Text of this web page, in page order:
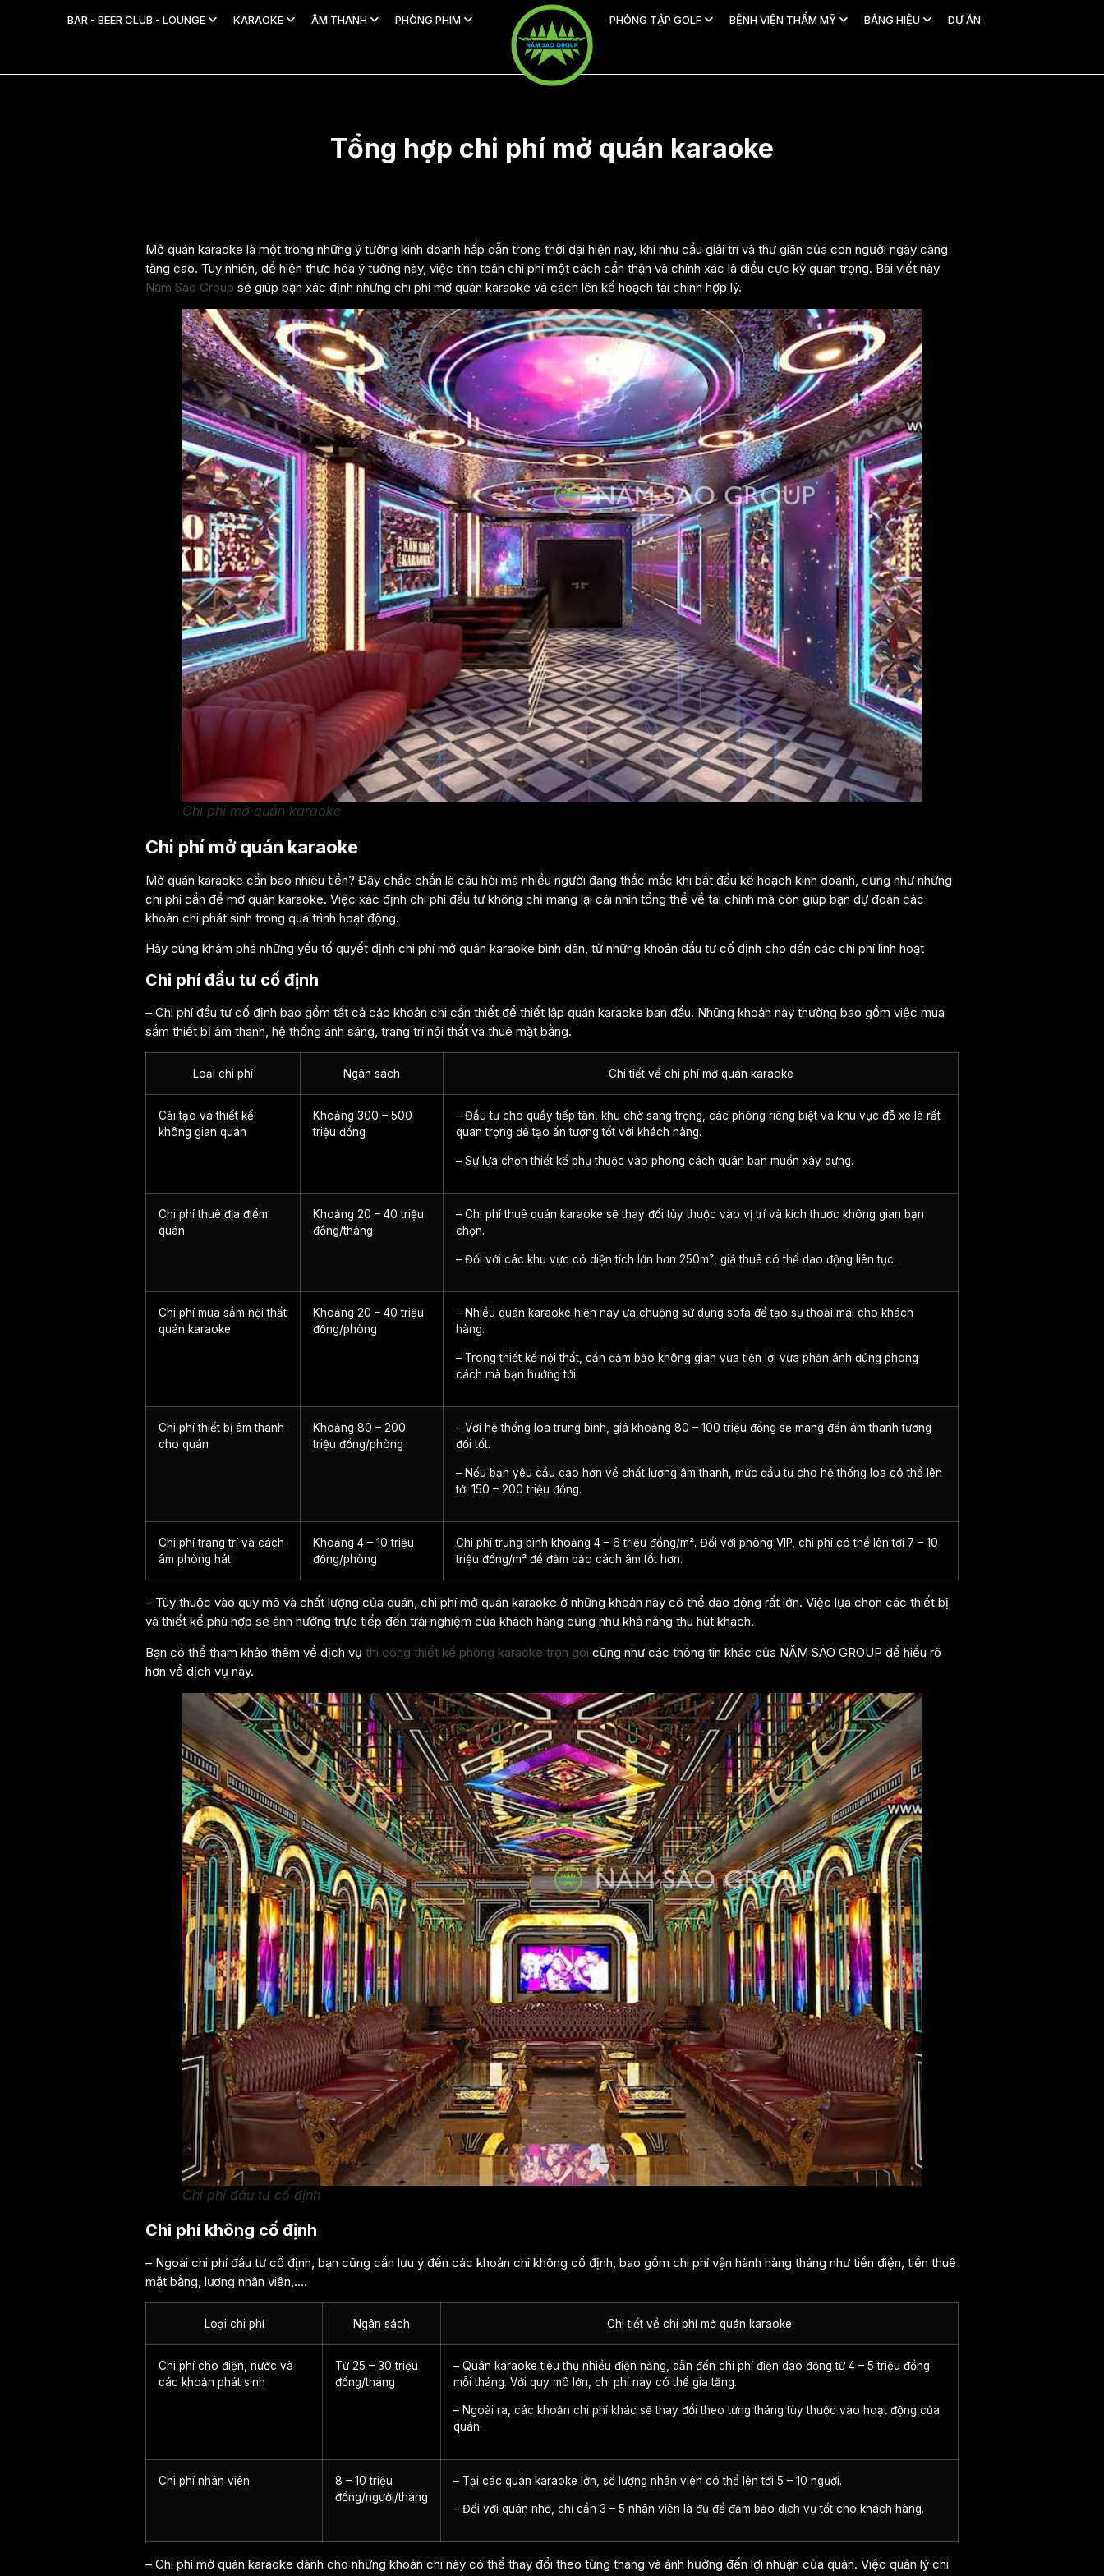
BAR - BEER CLUB - LOUNGE KARAOKE ÂM THANH PHÒNG PHIM PHÒNG TẬP GOLF BỆNH VIỆN THẨM MỸ BẢNG HIỆU DỰ ÁN
Tổng hợp chi phí mở quán karaoke
Mở quán karaoke là một trong những ý tưởng kinh doanh hấp dẫn trong thời đại hiện nay, khi nhu cầu giải trí và thư giãn của con người ngày càng
tăng cao. Tuy nhiên, để hiện thực hóa ý tưởng này, việc tính toán chi phí một cách cẩn thận và chính xác là điều cực kỳ quan trọng. Bài viết này
Năm Sao Group sẽ giúp bạn xác định những chi phí mở quán karaoke và cách lên kế hoạch tài chính hợp lý.
Chi phí mở quán karaoke
Chi phí mở quán karaoke
Mở quán karaoke cần bao nhiêu tiền? Đây chắc chắn là câu hỏi mà nhiều người đang thắc mắc khi bắt đầu kế hoạch kinh doanh, cũng như những
chi phí cần để mở quán karaoke. Việc xác định chi phí đầu tư không chỉ mang lại cái nhìn tổng thể về tài chính mà còn giúp bạn dự đoán các
khoản chi phát sinh trong quá trình hoạt động.
Hãy cùng khám phá những yếu tố quyết định chi phí mở quán karaoke bình dân, từ những khoản đầu tư cố định cho đến các chi phí linh hoạt
Chi phí đầu tư cố định
– Chi phí đầu tư cố định bao gồm tất cả các khoản chi cần thiết để thiết lập quán karaoke ban đầu. Những khoản này thường bao gồm việc mua
sắm thiết bị âm thanh, hệ thống ánh sáng, trang trí nội thất và thuê mặt bằng.
Loại chi phí Ngân sách Chi tiết về chi phí mở quán karaoke
Cải tạo và thiết kế
không gian quán
Khoảng 300 – 500
triệu đồng
– Đầu tư cho quầy tiếp tân, khu chờ sang trọng, các phòng riêng biệt và khu vực đỗ xe là rất
quan trọng để tạo ấn tượng tốt với khách hàng.
– Sự lựa chọn thiết kế phụ thuộc vào phong cách quán bạn muốn xây dựng.
Chi phí thuê địa điểm
quán
Khoảng 20 – 40 triệu
đồng/tháng
– Chi phí thuê quán karaoke sẽ thay đổi tùy thuộc vào vị trí và kích thước không gian bạn
chọn.
– Đối với các khu vực có diện tích lớn hơn 250m², giá thuê có thể dao động liên tục.
Chi phí mua sắm nội thất
quán karaoke
Khoảng 20 – 40 triệu
đồng/phòng
– Nhiều quán karaoke hiện nay ưa chuộng sử dụng sofa để tạo sự thoải mái cho khách
hàng.
– Trong thiết kế nội thất, cần đảm bảo không gian vừa tiện lợi vừa phản ánh đúng phong
cách mà bạn hướng tới.
Chi phí thiết bị âm thanh
cho quán
Khoảng 80 – 200
triệu đồng/phòng
– Với hệ thống loa trung bình, giá khoảng 80 – 100 triệu đồng sẽ mang đến âm thanh tương
đối tốt.
– Nếu bạn yêu cầu cao hơn về chất lượng âm thanh, mức đầu tư cho hệ thống loa có thể lên
tới 150 – 200 triệu đồng.
Chi phí trang trí và cách
âm phòng hát
Khoảng 4 – 10 triệu
đồng/phòng
Chi phí trung bình khoảng 4 – 6 triệu đồng/m². Đối với phòng VIP, chi phí có thể lên tới 7 – 10
triệu đồng/m² để đảm bảo cách âm tốt hơn.
– Tùy thuộc vào quy mô và chất lượng của quán, chi phí mở quán karaoke ở những khoản này có thể dao động rất lớn. Việc lựa chọn các thiết bị
và thiết kế phù hợp sẽ ảnh hưởng trực tiếp đến trải nghiệm của khách hàng cũng như khả năng thu hút khách.
Bạn có thể tham khảo thêm về dịch vụ thi công thiết kế phòng karaoke trọn gói cũng như các thông tin khác của NĂM SAO GROUP để hiểu rõ
hơn về dịch vụ này.
Chi phí đầu tư cố định
Chi phí không cố định
– Ngoài chi phí đầu tư cố định, bạn cũng cần lưu ý đến các khoản chi không cố định, bao gồm chi phí vận hành hàng tháng như tiền điện, tiền thuê
mặt bằng, lương nhân viên,….
Loại chi phí Ngân sách Chi tiết về chi phí mở quán karaoke
Chi phí cho điện, nước và
các khoản phát sinh
Từ 25 – 30 triệu
đồng/tháng
– Quán karaoke tiêu thụ nhiều điện năng, dẫn đến chi phí điện dao động từ 4 – 5 triệu đồng
mỗi tháng. Với quy mô lớn, chi phí này có thể gia tăng.
– Ngoài ra, các khoản chi phí khác sẽ thay đổi theo từng tháng tùy thuộc vào hoạt động của
quán.
Chi phí nhân viên
8 – 10 triệu
đồng/người/tháng
– Tại các quán karaoke lớn, số lượng nhân viên có thể lên tới 5 – 10 người.
– Đối với quán nhỏ, chỉ cần 3 – 5 nhân viên là đủ để đảm bảo dịch vụ tốt cho khách hàng.
– Chi phí mở quán karaoke dành cho những khoản chi này có thể thay đổi theo từng tháng và ảnh hưởng đến lợi nhuận của quán. Việc quản lý chi